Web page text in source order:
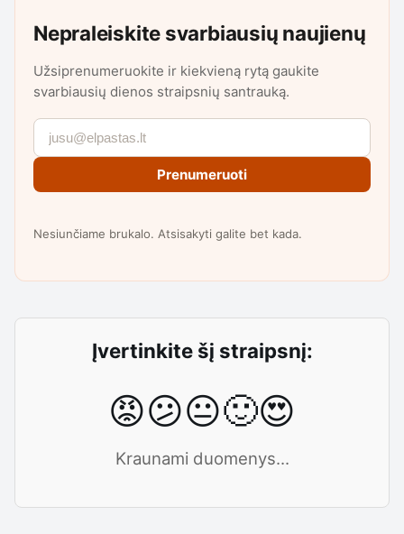
Nepraleiskite svarbiausių naujienų
Užsiprenumeruokite ir kiekvieną rytą gaukite
svarbiausių dienos straipsnių santrauką.
Prenumeruoti
Nesiunčiame brukalo. Atsisakyti galite bet kada.
Įvertinkite šį straipsnį:
😡😕😐🙂😍
Kraunami duomenys...